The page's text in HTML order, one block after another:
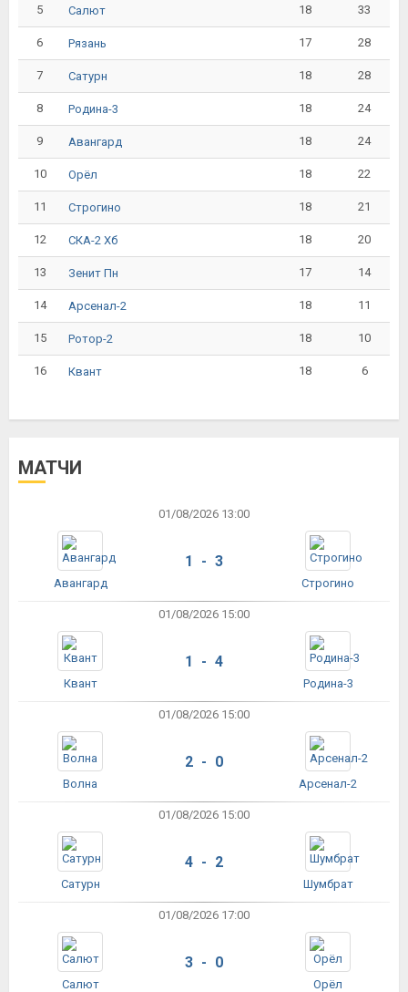
5 Салют 18 33
6 Рязань 17 28
7 Сатурн 18 28
8 Родина-3 18 24
9 Авангард 18 24
10 Орёл 18 22
11 Строгино 18 21
12 СКА-2 Хб 18 20
13 Зенит Пн 17 14
14 Арсенал-2 18 11
15 Ротор-2 18 10
16 Квант 18 6
МАТЧИ
01/08/2026 13:00
Авангард
1 - 3
Строгино
01/08/2026 15:00
Квант
1 - 4
Родина-3
01/08/2026 15:00
Волна
2 - 0
Арсенал-2
01/08/2026 15:00
Сатурн
4 - 2
Шумбрат
01/08/2026 17:00
Салют
3 - 0
Орёл